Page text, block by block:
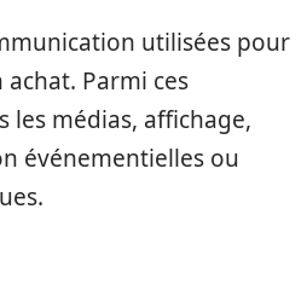
utilisées pour
Parmi ces
les médias, affichage,
événementielles ou